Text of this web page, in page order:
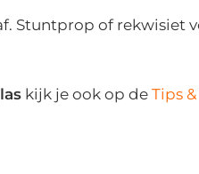
9,5
Stuntprop of rekwisiet
kijk je ook op deTips